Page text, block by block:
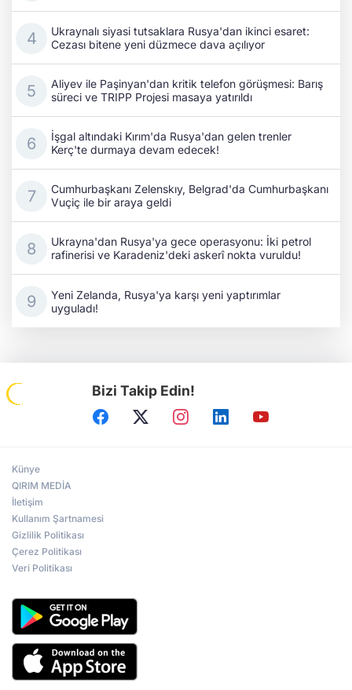
Ukraynalı siyasi tutsaklara Rusya'dan ikinci esaret:
Cezası bitene yeni düzmece dava açılıyor
Aliyev ile Paşinyan'dan kritik telefon görüşmesi: Barış
süreci ve TRIPP Projesi masaya yatırıldı
İşgal altındaki Kırım'da Rusya'dan gelen trenler
Kerç'te durmaya devam edecek!
Cumhurbaşkanı Zelenskıy, Belgrad'da Cumhurbaşkanı
Vuçiç ile bir araya geldi
Ukrayna'dan Rusya'ya gece operasyonu: İki petrol
rafinerisi ve Karadeniz'deki askerî nokta vuruldu!
Yeni Zelanda, Rusya'ya karşı yeni yaptırımlar
uyguladı!
Bizi Takip Edin!
Künye
QIRIM MEDİA
İletişim
Kullanım Şartnamesi
Gizlilik Politikası
Çerez Politikası
Veri Politikası